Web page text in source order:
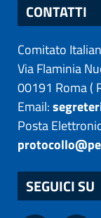
CONTATTI
Comitato
Via Flaminia
00191 Roma(
Email:
Posta
SEGUICI SU